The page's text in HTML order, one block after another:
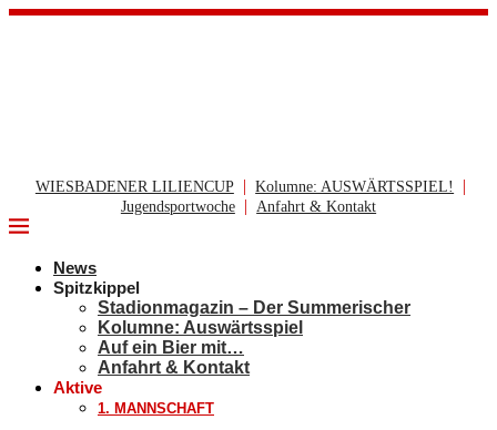
WIESBADENER LILIENCUP | Kolumne: AUSWÄRTSSPIEL! |
Jugendsportwoche | Anfahrt & Kontakt
News
Spitzkippel
Stadionmagazin – Der Summerischer
Kolumne: Auswärtsspiel
Auf ein Bier mit…
Anfahrt & Kontakt
Aktive
1. MANNSCHAFT